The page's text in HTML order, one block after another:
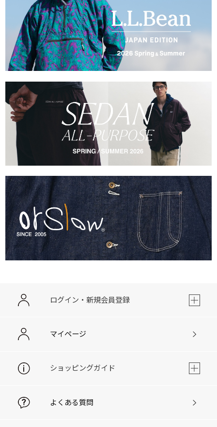
ログイン・新規会員登録
マイページ
ショッピングガイド
よくある質問